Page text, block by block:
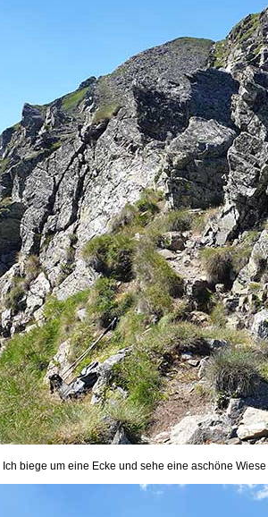
Ich biege um eine Ecke und sehe eine aschöne